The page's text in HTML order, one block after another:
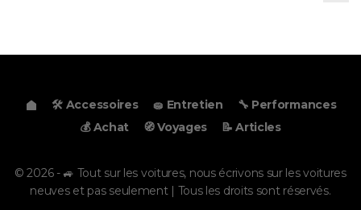
🛠️ Accessoires 🧽 Entretien
🔧 Performances
💰 Achat
🧭 Voyages 📝 Articles
© 2026 - 🚙 Tout sur les voitures, nous écrivons sur les voitures
neuves et pas seulement | Tous les droits sont réservés.